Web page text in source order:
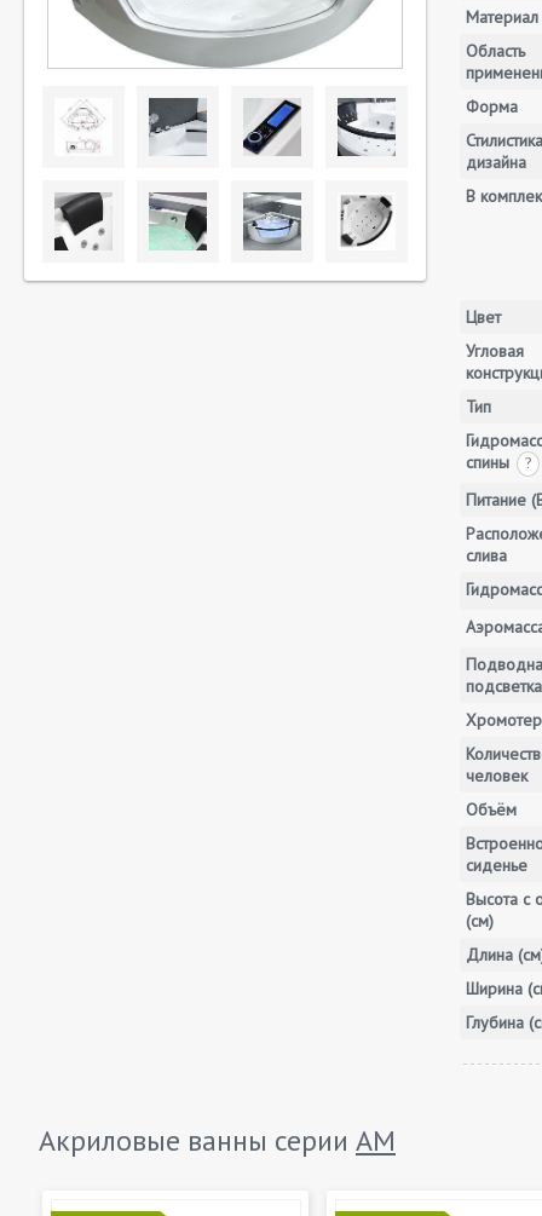
Материал
Область
Форма
Стилистика
дизайна
В
Цвет
Угловая
Тип
спины
?
Питание
слива
подсветка
человек
Объём
сиденье
Высота с
(см)
Длина
Ширина
Глубина
Акриловые ванны серии AM